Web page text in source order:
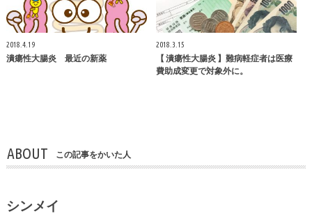
2018.4.19
潰瘍性大腸炎 最近の新薬
2018.3.15
【 潰瘍性大腸炎 】難病軽症者は医療
費助成変更で対象外に。
ABOUT この記事をかいた人
シンメイ